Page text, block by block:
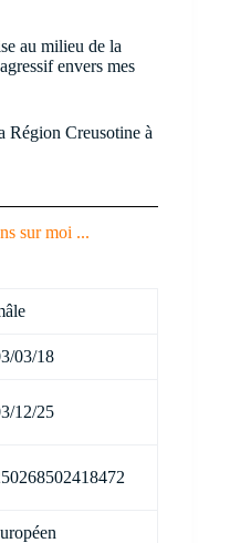
au milieu de la
envers mes
Région Creusotine à
sur moi ...
03/18
12/25